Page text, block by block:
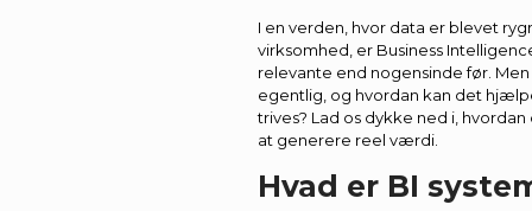
I en verden, hvor data er blevet
virksomhed, er Business
relevante end nogensinde før.
egentlig, og hvordan kan det
trives? Lad os dykke ned i,
at generere reel værdi.
Hvad er BI